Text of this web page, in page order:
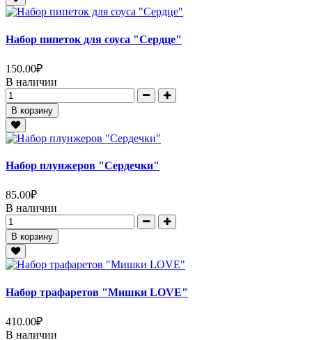
Набор пипеток для соуса "Сердце"
150.00₽
В наличии
В корзину
Набор плунжеров "Сердечки"
85.00₽
В наличии
В корзину
Набор трафаретов "Мишки LOVE"
410.00₽
В наличии